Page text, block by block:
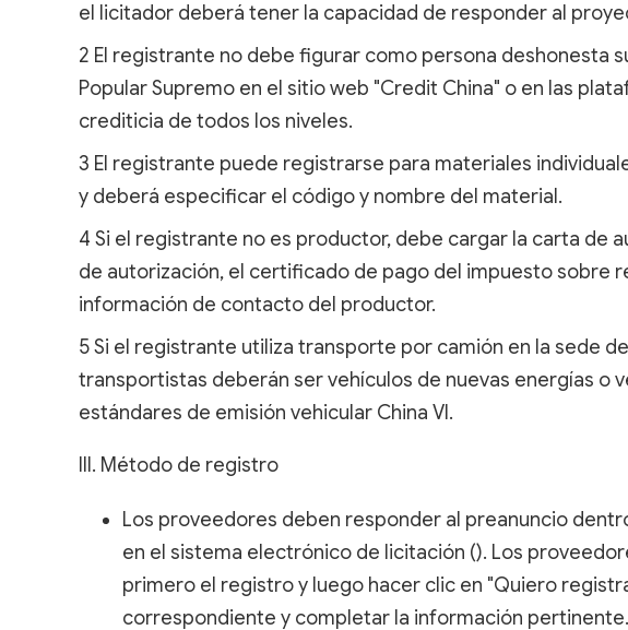
el licitador deberá tener la capacidad de responder al
2 El registrante no debe figurar como persona deshonesta
Popular Supremo en el sitio web "Credit China" o en las
crediticia de todos los niveles.
3 El registrante puede registrarse para materiales
y deberá especificar el código y nombre del material.
4 Si el registrante no es productor, debe cargar la carta de
de autorización, el certificado de pago del impuesto sobre
información de contacto del productor.
5 Si el registrante utiliza transporte por camión en la sede
transportistas deberán ser vehículos de nuevas energías o
estándares de emisión vehicular China VI.
III. Método de registro
Los proveedores deben responder al preanuncio
en el sistema electrónico de licitación (). Los
primero el registro y luego hacer clic en "Quiero
correspondiente y completar la información pertinente.